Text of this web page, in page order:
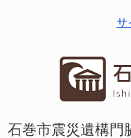
サ
石巻市震災遺構門